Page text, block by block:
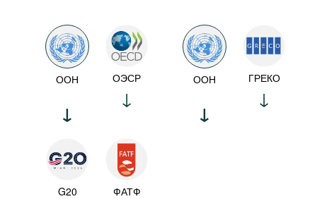
ООН ОЭСР
G20 ФАТФ
ООН ГРЕКО